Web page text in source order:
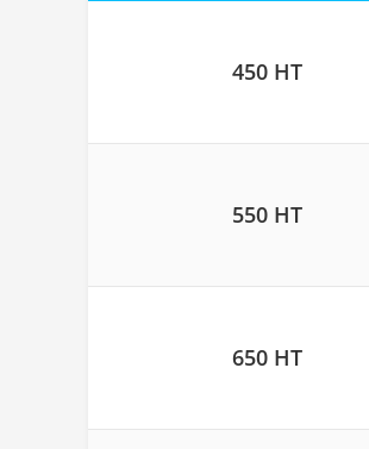
450 HT
550 HT
650 HT